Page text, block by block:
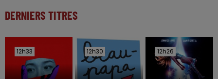
DERNIERS TITRES
12h33
12h33 12h30
12h30 12h26
12h26